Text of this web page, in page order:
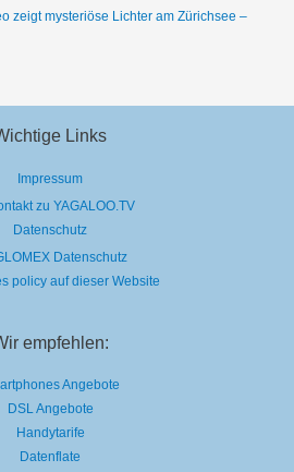
zeigt mysteriöse Lichter am Zürichsee –
Links
Impressum
zu YAGALOO.TV
Datenschutz
Datenschutz
policy auf dieser Website
empfehlen:
Angebote
DSL Angebote
Handytarife
Datenflate